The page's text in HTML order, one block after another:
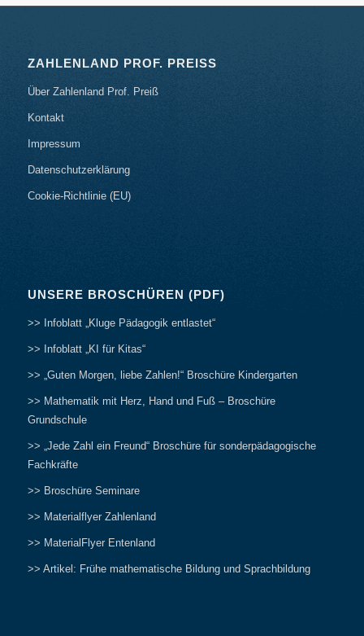
ZAHLENLAND PROF. PREISS
Über Zahlenland Prof. Preiß
Kontakt
Impressum
Datenschutzerklärung
Cookie-Richtlinie (EU)
UNSERE BROSCHÜREN (PDF)
>> Infoblatt „Kluge Pädagogik entlastet“
>> Infoblatt „KI für Kitas“
>> „Guten Morgen, liebe Zahlen!“ Broschüre Kindergarten
>> Mathematik mit Herz, Hand und Fuß – Broschüre
Grundschule
>> „Jede Zahl ein Freund“ Broschüre für sonderpädagogische
Fachkräfte
>> Broschüre Seminare
>> Materialflyer Zahlenland
>> MaterialFlyer Entenland
>> Artikel: Frühe mathematische Bildung und Sprachbildung